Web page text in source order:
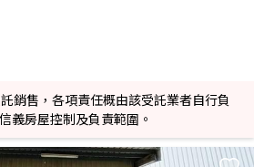
銷售，各項責任概由該受託業者自行負
義房屋控制及負責範圍。